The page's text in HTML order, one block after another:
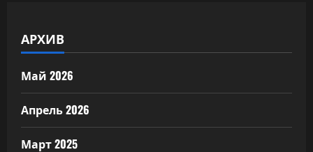
АРХИВ
Май 2026
Апрель 2026
Март 2025